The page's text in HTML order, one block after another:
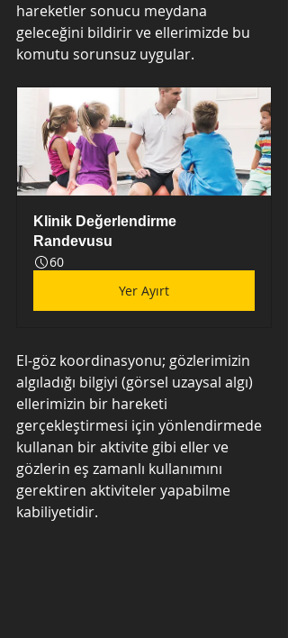
hareketler sonucu meydana
geleceğini bildirir ve ellerimizde bu
komutu sorunsuz uygular.
Klinik Değerlendirme
Randevusu
60
Yer Ayırt
El-göz koordinasyonu; gözlerimizin
algıladığı bilgiyi (görsel uzaysal algı)
ellerimizin bir hareketi
gerçekleştirmesi için yönlendirmede
kullanan bir aktivite gibi eller ve
gözlerin eş zamanlı kullanımını
gerektiren aktiviteler yapabilme
kabiliyetidir.